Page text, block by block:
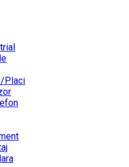
Placi